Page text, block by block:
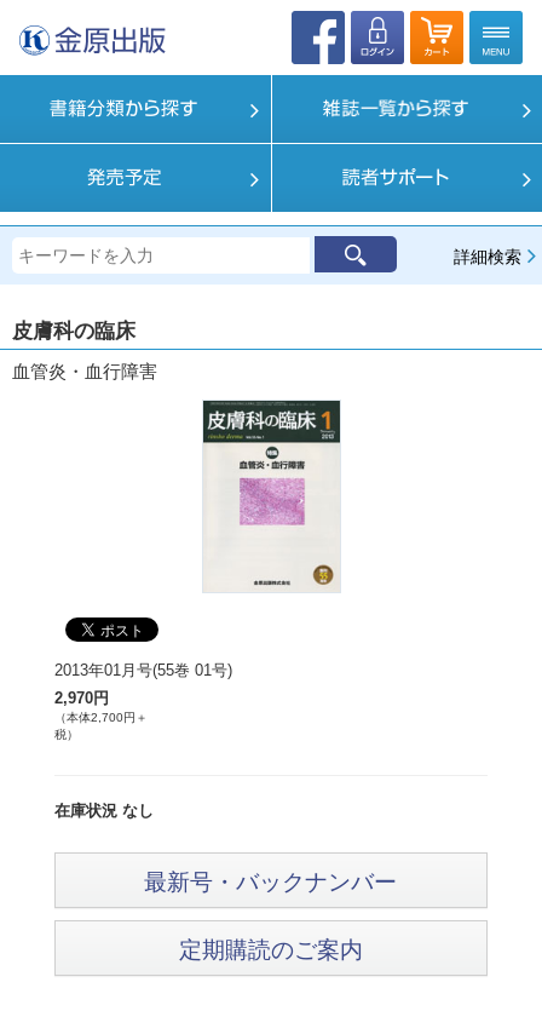
詳細検索
皮膚科の臨床
血管炎・血行障害
2013年01月号(55巻 01号)
2,970円
（本体2,700円＋
税）
在庫状況 なし
最新号・バックナンバー
定期購読のご案内